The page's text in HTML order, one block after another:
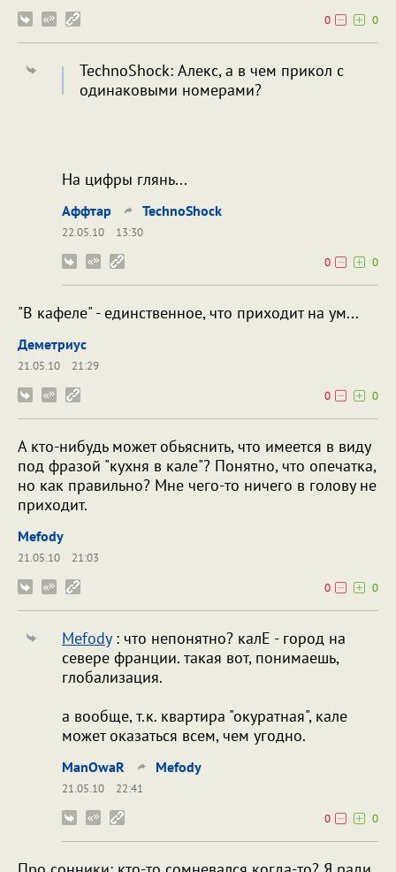
0
0
TechnoShock: Алекс, а в чем прикол с
одинаковыми номерами?
На цифры глянь...
Аффтар TechnoShock
22.05.10
13:30
0
0
"В кафеле" - единственное, что приходит на ум...
Деметриус
21.05.10
21:29
0
0
А кто-нибудь может обьяснить, что имеется в виду
под фразой "кухня в кале"? Понятно, что опечатка,
но как правильно? Мне чего-то ничего в голову не
приходит.
Mefody
21.05.10
21:03
0
0
Mefody: что непонятно? калЕ - город на
севере франции. такая вот, понимаешь,
глобализация.
а вообще, т.к. квартира "окуратная", кале
может оказаться всем, чем угодно.
ManOwaR Mefody
21.05.10
22:41
0
0